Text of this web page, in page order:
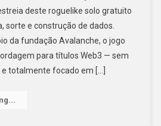
deste roguelike solo gratuito
sorte e construção de dados.
da fundação Avalanche, o jogo
para títulos Web3 — sem
totalmente focado em […]